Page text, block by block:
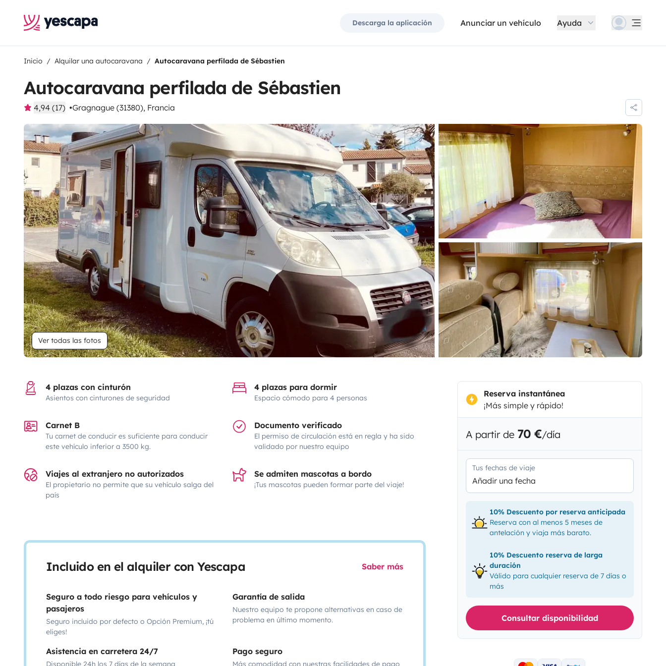
Descarga la aplicación Anunciar un vehículo Ayuda
Inicio Alquilar una autocaravana Autocaravana perfilada de Sébastien
Autocaravana perfilada de Sébastien
4,94 (17) Gragnague (31380), Francia
Ver todas las fotos
4 plazas con cinturón
Asientos con cinturones de seguridad
4 plazas para dormir
Espacio cómodo para 4 personas
Carnet B
Tu carnet de conducir es suficiente para conducir
este vehículo inferior a 3500 kg.
Documento verificado
El permiso de circulación está en regla y ha sido
validado por nuestro equipo
Viajes al extranjero no autorizados
El propietario no permite que su vehículo salga del
país
Se admiten mascotas a bordo
¡Tus mascotas pueden formar parte del viaje!
Incluido en el alquiler con Yescapa Saber más
Seguro a todo riesgo para vehículos y
pasajeros
Seguro incluido por defecto o Opción Premium, ¡tú
eliges!
Garantía de salida
Nuestro equipo te propone alternativas en caso de
problema en último momento.
Asistencia en carretera 24/7
Disponible 24h los 7 días de la semana
Pago seguro
Más comodidad con nuestras facilidades de pago
Reserva instantánea
¡Más simple y rápido!
A partir de 70 €/día
Tus fechas de viaje
Añadir una fecha
10% Descuento por reserva anticipada
Reserva con al menos 5 meses de
antelación y viaja más barato.
10% Descuento reserva de larga
duración
Válido para cualquier reserva de 7 días o
más
Consultar disponibilidad